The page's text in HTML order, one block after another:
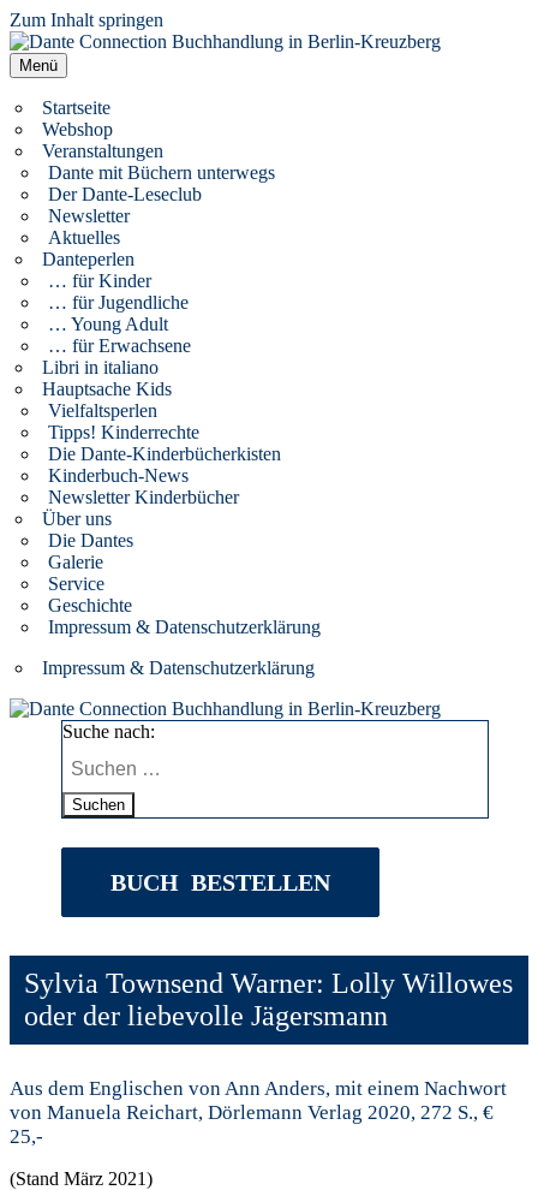
Zum Inhalt springen
Dante Connection Buchhandlung in Berlin-Kreuzberg
Literatur aus Italien und anderen Kulturen
Menü
Startseite
Webshop
Veranstaltungen
Dante mit Büchern unterwegs
Der Dante-Leseclub
Newsletter
Aktuelles
Danteperlen
… für Kinder
… für Jugendliche
… Young Adult
… für Erwachsene
Libri in italiano
Hauptsache Kids
Vielfaltsperlen
Tipps! Kinderrechte
Die Dante-Kinderbücherkisten
Kinderbuch-News
Newsletter Kinderbücher
Über uns
Die Dantes
Galerie
Service
Geschichte
Impressum & Datenschutzerklärung
Impressum & Datenschutzerklärung
Suche nach:
Suchen
BUCH BESTELLEN
Sylvia Townsend Warner: Lolly Willowes
oder der liebevolle Jägersmann
Aus dem Englischen von Ann Anders, mit einem Nachwort
von Manuela Reichart, Dörlemann Verlag 2020, 272 S., €
25,-
(Stand März 2021)